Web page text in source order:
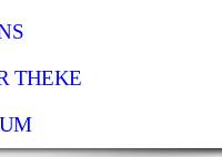
THEKE